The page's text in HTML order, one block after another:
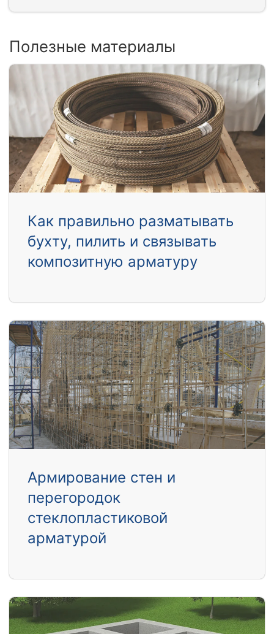
Полезные материалы
Как правильно разматывать
бухту, пилить и связывать
композитную арматуру
Армирование стен и
перегородок
стеклопластиковой
арматурой